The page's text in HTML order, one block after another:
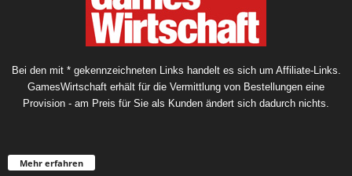
Bei den mit * gekennzeichneten Links handelt es sich um Affiliate-Links.
GamesWirtschaft erhält für die Vermittlung von Bestellungen eine
Provision - am Preis für Sie als Kunden ändert sich dadurch nichts.
Mehr erfahren